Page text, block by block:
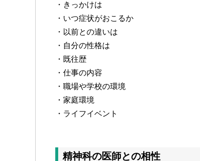
・きっかけは
・いつ症状がおこるか
・以前との違いは
・自分の性格は
・既往歴
・仕事の内容
・職場や学校の環境
・家庭環境
・ライフイベント
精神科の医師との相性